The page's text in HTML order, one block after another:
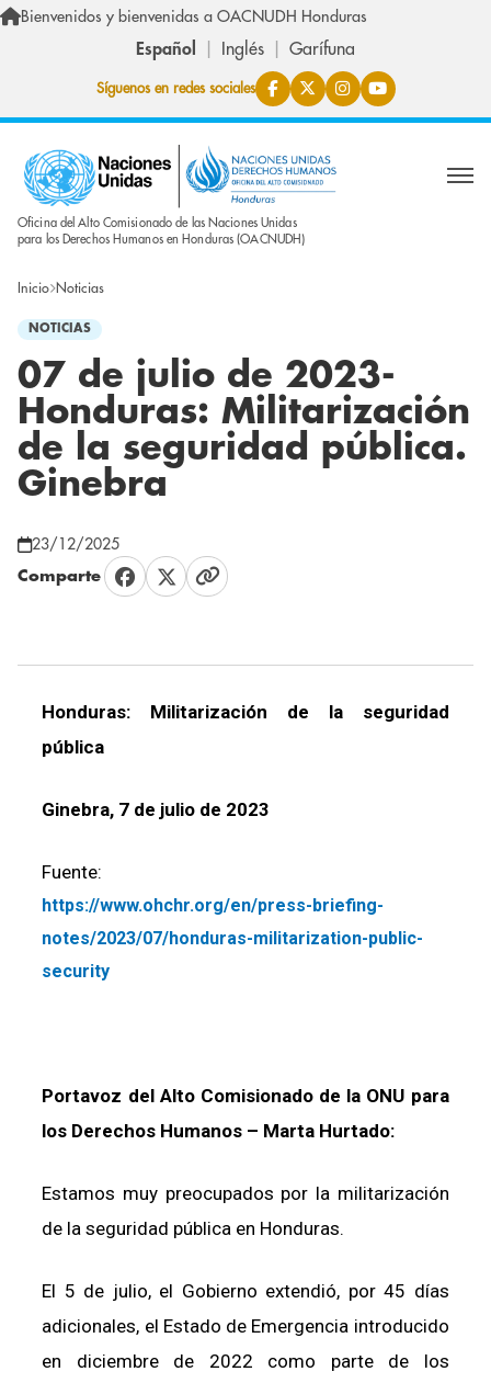
Pasar al contenido principal
Bienvenidos y bienvenidas a OACNUDH Honduras
Español Inglés Garífuna
Síguenos en redes sociales
Oficina del Alto Comisionado de las Naciones Unidas
para los Derechos Humanos en Honduras (OACNUDH)
Inicio Noticias
NOTICIAS
07 de julio de 2023-
Honduras: Militarización
de la seguridad pública.
Ginebra
23/12/2025
Comparte
Honduras: Militarización de la seguridad
pública
Ginebra, 7 de julio de 2023
Fuente:
https://www.ohchr.org/en/press-briefing-
notes/2023/07/honduras-militarization-public-
security
Portavoz del Alto Comisionado de la ONU para
los Derechos Humanos – Marta Hurtado:
Estamos muy preocupados por la militarización
de la seguridad pública en Honduras.
El 5 de julio, el Gobierno extendió, por 45 días
adicionales, el Estado de Emergencia introducido
en diciembre de 2022 como parte de los